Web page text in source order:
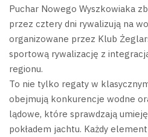
Puchar Nowego Wyszkowiaka
przez cztery dni rywalizują na
organizowane przez Klub
sportową rywalizację z
regionu.
To nie tylko regaty w
obejmują konkurencje wodne
lądowe, które sprawdzają
pokładem jachtu. Każdy